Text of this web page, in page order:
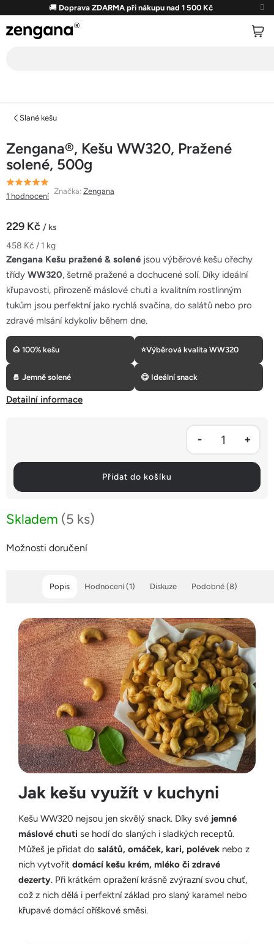
obsah
🚚 Doprava ZDARMA při nákupu nad 1 500 Kč
Slané kešu
Zengana®, Kešu WW320, Pražené
solené, 500g
Průměrné
hodnocení
je
5,0
z
5
hvězdiček.
1 hodnocení
Značka: Zengana
229 Kč / ks
Měrná
cena:
458 Kč / 1 kg
Skladem (5 ks)
Možnosti doručení
Přidat do košíku
Zengana Kešu pražené & solené jsou výběrové kešu ořechy
třídy WW320, šetrně pražené a dochucené solí. Díky ideální
křupavosti, přirozeně máslové chuti a kvalitním rostlinným
tukům jsou perfektní jako rychlá svačina, do salátů nebo pro
zdravé mlsání kdykoliv během dne.
🌰 100% kešu ⭐Výběrová kvalita WW320
🧂 Jemně solené 😋 Ideální snack
Detailní informace
Popis Podobné (8)
Hodnocení (1) Diskuze
Jak kešu využít v kuchyni
Kešu WW320 nejsou jen skvělý snack. Díky své jemné
máslové chuti se hodí do slaných i sladkých receptů.
Můžeš je přidat do salátů, omáček, kari, polévek nebo z
nich vytvořit domácí kešu krém, mléko či zdravé
dezerty. Při krátkém opražení krásně zvýrazní svou chuť,
což z nich dělá i perfektní základ pro slaný karamel nebo
křupavé domácí oříškové směsi.